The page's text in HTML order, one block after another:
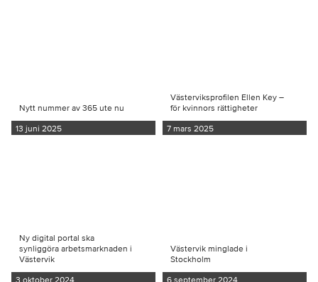
Nytt nummer av 365 ute nu
13 juni 2025
Västerviksprofilen Ellen Key –
för kvinnors rättigheter
7 mars 2025
Ny digital portal ska
synliggöra arbetsmarknaden i
Västervik
3 oktober 2024
Västervik minglade i
Stockholm
6 september 2024